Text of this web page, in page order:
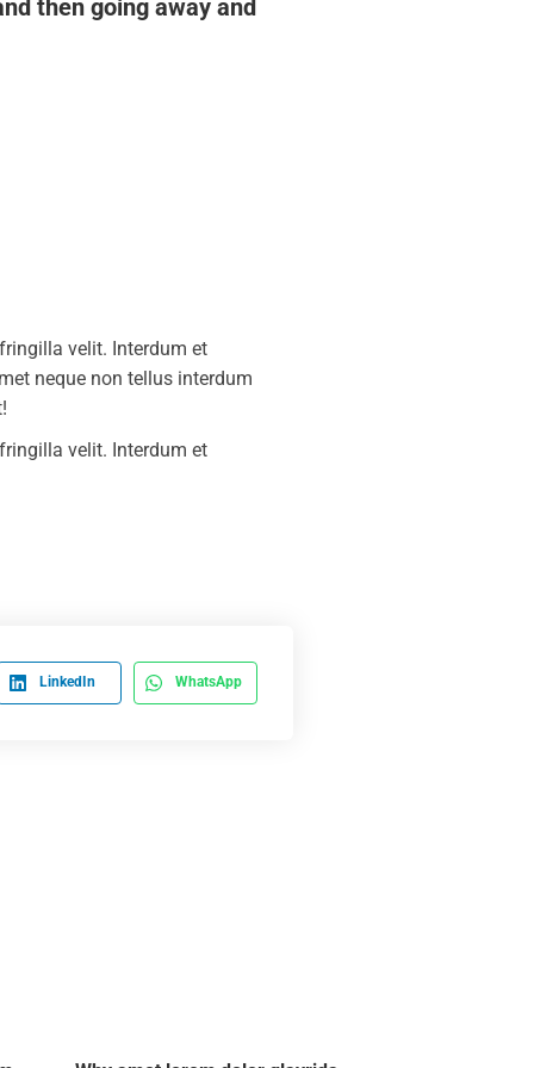
then going away and
velit. Interdum et
neque non tellus interdum
velit. Interdum et
LinkedIn WhatsApp